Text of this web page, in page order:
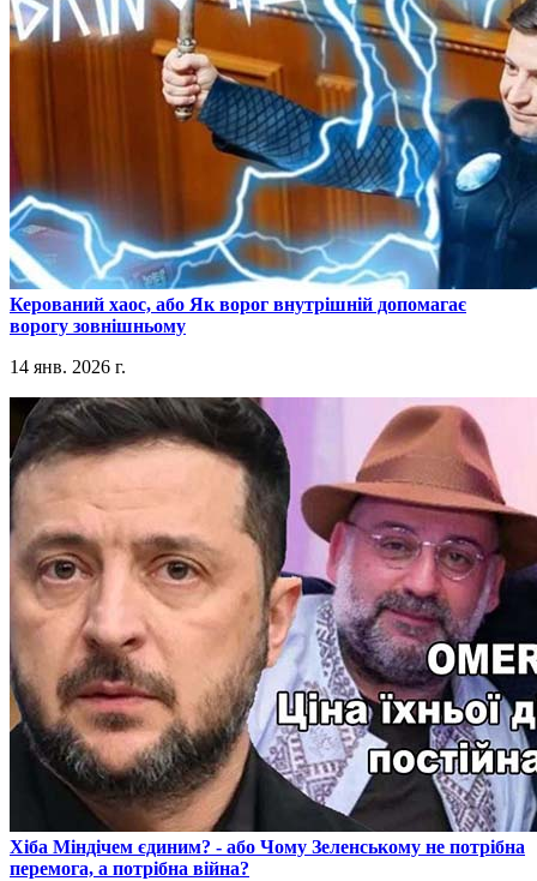
​Керований хаос, або Як ворог внутрішній допомагає
ворогу зовнішньому
14 янв. 2026 г.
​Хіба Міндічем єдиним? - або Чому Зеленському не потрібна
перемога, а потрібна війна?